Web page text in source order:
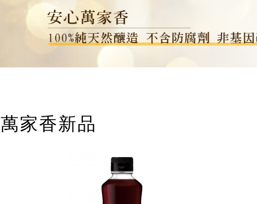
萬家香新品